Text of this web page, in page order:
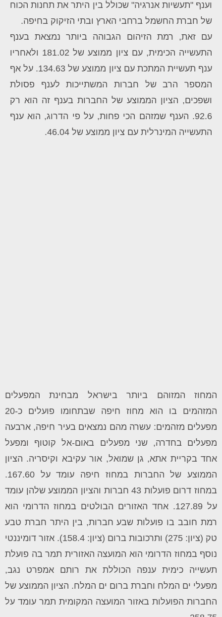
וענף "תעשיות אנרגיה" שכולל בין היתר את תחנות הכוח
של חברת החשמל ברחבי הארץ ובתי הזיקוק בחיפה.
עם זאת, רמת הזיהום הגבוהה ביותר נמצאת בענף
התעשייה הכימית, עם ציון ממוצע של 181.02 ולאחריו
ענף תעשיית המתכת עם ציון ממוצע של 134.63. על אף
המספר הרב של חברות המשתייכות לענף פסולת
ושפכים, הציון הממוצע של החברות בענף זה הוא רק
92.6. הענף שמזהם הכי פחות, על פי הדרוג, הוא ענף
התעשייה המינרלית עם ציון ממוצע של 46.04.
המחוז המזוהם ביותר בישראל מבחינת המפעלים
המזהמים בו הוא מחוז חיפה שבתחומו פועלים כ-20
מפעלים מזהמים: עשרה מהם נמצאים בעיר חיפה, ארבעה
מפעלים בחדרה, שני מפעלים באום-אל קוטוף ומפעל
אחד בקריית אתא, גן שמואל, אור עקיבא וקיסריה. הציון
הממוצע של החברות במחוז חיפה עומד על 167.60.
במחוז דרום פועלות 43 חברות והציון הממוצע שלהן עומד
על 127.89. אחד האזורים הבולטים במחוז הדרומי הוא
רמת חובב בו פועלות שבע חברות, בין היתר חברת טבע
טק (ציון: 275) ותרכובות ברום (ציון: 158.4). אזור דומיננטי
נוסף במחוז הדרומי הוא המועצה האזורית תמר בה פועלת
תעשייה כימית ענפה הכוללת את רותם אמפרט נגב,
מפעלי ים המלח וחברת ברום ים המלח. הציון הממוצע של
החברות הפועלות באזור המועצה המקומית תמר עומד על